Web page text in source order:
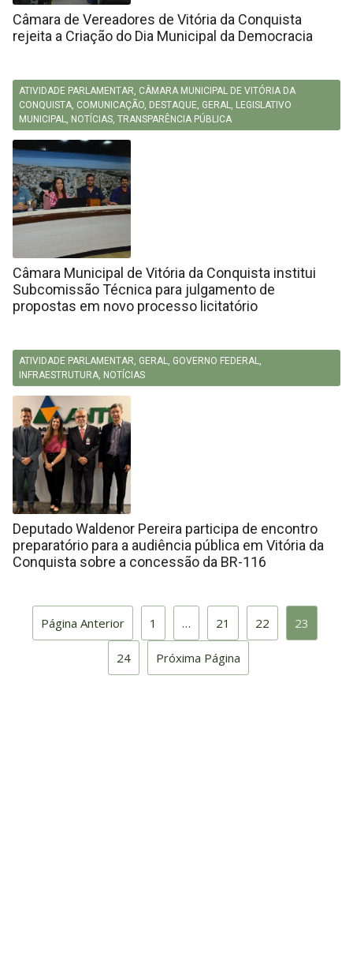
Câmara de Vereadores de Vitória da Conquista
rejeita a Criação do Dia Municipal da Democracia
ATIVIDADE PARLAMENTAR, CÂMARA MUNICIPAL DE VITÓRIA DA
CONQUISTA, COMUNICAÇÃO, DESTAQUE, GERAL, LEGISLATIVO
MUNICIPAL, NOTÍCIAS, TRANSPARÊNCIA PÚBLICA
Câmara Municipal de Vitória da Conquista institui
Subcomissão Técnica para julgamento de
propostas em novo processo licitatório
ATIVIDADE PARLAMENTAR, GERAL, GOVERNO FEDERAL,
INFRAESTRUTURA, NOTÍCIAS
Deputado Waldenor Pereira participa de encontro
preparatório para a audiência pública em Vitória da
Conquista sobre a concessão da BR-116
Página Anterior 1 … 21 22 23
24 Próxima Página